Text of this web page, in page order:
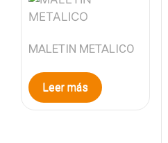
MALETIN METALICO
Leer más